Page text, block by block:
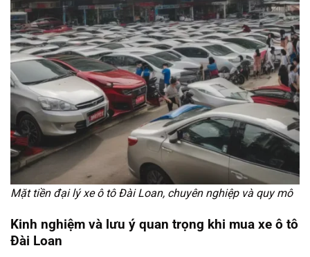
Mặt tiền đại lý xe ô tô Đài Loan, chuyên nghiệp và quy mô
Kinh nghiệm và lưu ý quan trọng khi mua xe ô tô
Đài Loan